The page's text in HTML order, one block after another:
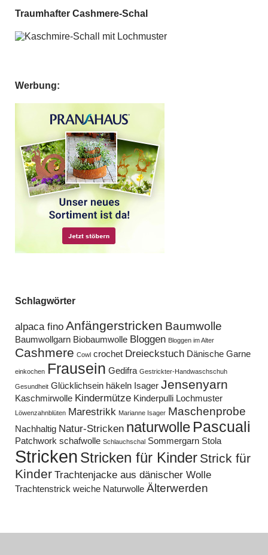
Traumhafter Cashmere-Schal
Werbung:
Schlagwörter
alpaca fino Anfängerstricken Baumwolle
Baumwollgarn Biobaumwolle Bloggen Bloggen im Alter
Cashmere Cowl crochet Dreieckstuch Dänische Garne
einkochen Frausein Gedifra Gestrickter-Handwaschschuh
Gesundheit Glücklichsein häkeln Isager Jensenyarn
Kaschmirwolle Kindermütze Kinderpulli Lochmuster
Löwenzahnblüten Marestrikk Marianne Isager Maschenprobe
Nachhaltig Natur-Stricken naturwolle Pascuali
Patchwork schafwolle Schlauchschal Sommergarn Stola
Stricken Stricken für Kinder Strick für
Kinder Trachtenjacke aus dänischer Wolle
Trachtenstrick weiche Naturwolle Älterwerden